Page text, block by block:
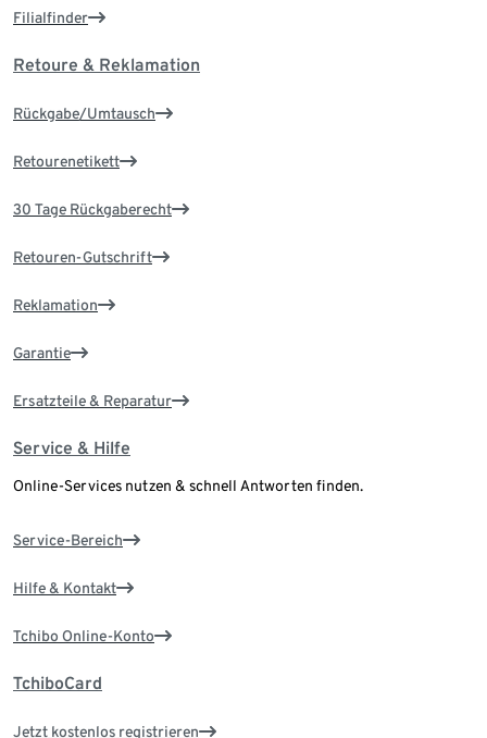
Filialfinder
Retoure & Reklamation
Rückgabe/Umtausch
Retourenetikett
30 Tage Rückgaberecht
Retouren-Gutschrift
Reklamation
Garantie
Ersatzteile & Reparatur
Service & Hilfe
Online-Services nutzen & schnell Antworten finden.
Service-Bereich
Hilfe & Kontakt
Tchibo Online-Konto
TchiboCard
Jetzt kostenlos registrieren